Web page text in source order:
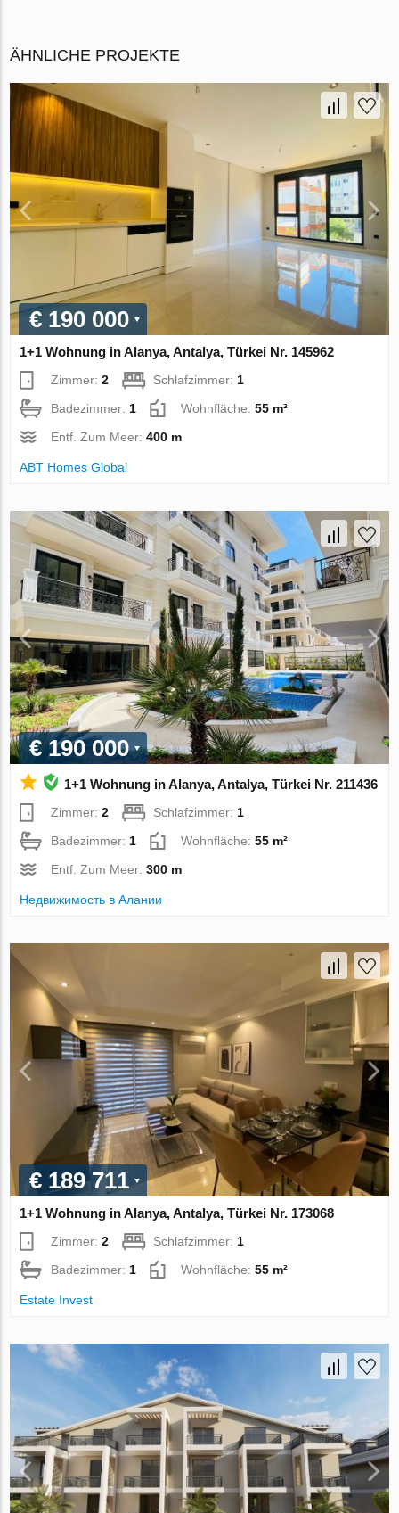
ÄHNLICHE PROJEKTE
€ 190 000
1+1 Wohnung in Alanya, Antalya, Türkei Nr. 145962
Zimmer:2 Schlafzimmer:1
Badezimmer:1 Wohnfläche:55 m²
Entf. Zum Meer:400 m
ABT Homes Global
€ 190 000
1+1 Wohnung in Alanya, Antalya, Türkei Nr. 211436
Zimmer:2 Schlafzimmer: 1
Badezimmer: 1 Wohnfläche:55 m²
Entf. Zum Meer:300 m
Недвижимость в Алании
€ 189 711
1+1 Wohnung in Alanya, Antalya, Türkei Nr. 173068
Zimmer:2 Schlafzimmer: 1
Badezimmer: 1 Wohnfläche:55 m²
Estate Invest